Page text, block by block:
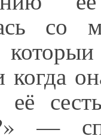
со
когда
её
—